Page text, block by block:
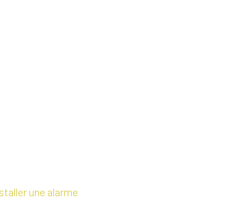
une alarme